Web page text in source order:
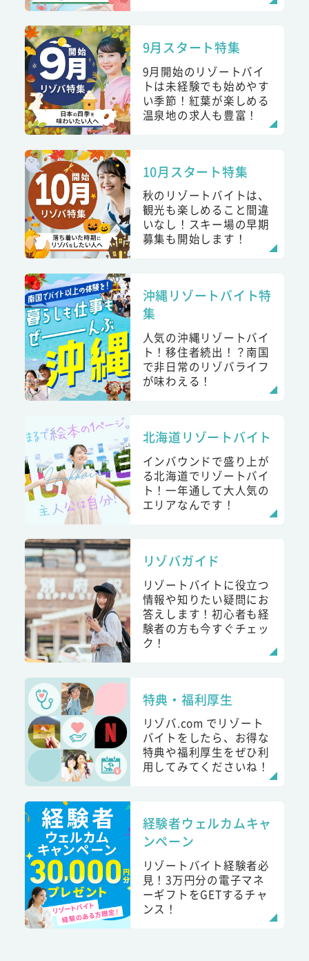
9月スタート特集
9月開始のリゾートバイ
トは未経験でも始めやす
い季節！紅葉が楽しめる
温泉地の求人も豊富！
10月スタート特集
秋のリゾートバイトは、
観光も楽しめること間違
いなし！スキー場の早期
募集も開始します！
沖縄リゾートバイト特
集
人気の沖縄リゾートバイ
ト！移住者続出！？南国
で非日常のリゾバライフ
が味わえる！
北海道リゾートバイト
インバウンドで盛り上が
る北海道でリゾートバイ
ト！一年通して大人気の
エリアなんです！
リゾバガイド
リゾートバイトに役立つ
情報や知りたい疑問にお
答えします！初心者も経
験者の方も今すぐチェッ
ク！
特典・福利厚生
リゾバ.com でリゾート
バイトをしたら、お得な
特典や福利厚生をぜひ利
用してみてくださいね！
経験者ウェルカムキャ
ンペーン
リゾートバイト経験者必
見！3万円分の電子マネ
ーギフトをGETするチャ
ンス！